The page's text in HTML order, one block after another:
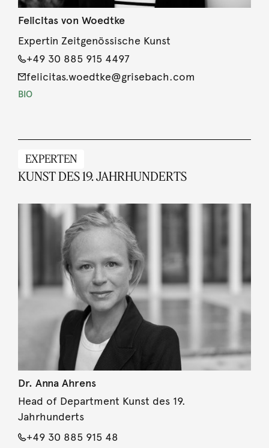
Felicitas von Woedtke
Expertin Zeitgenössische Kunst
+49 30 885 915 4497
felicitas.woedtke@grisebach.com
BIO
EXPERTEN
KUNST DES 19. JAHRHUNDERTS
Dr. Anna Ahrens
Head of Department Kunst des 19.
Jahrhunderts
+49 30 885 915 48